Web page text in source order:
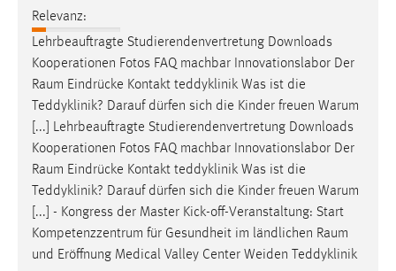
Relevanz:
Lehrbeauftragte Studierendenvertretung Downloads
Kooperationen Fotos FAQ machbar Innovationslabor Der
Raum Eindrücke Kontakt teddyklinik Was ist die
Teddyklinik? Darauf dürfen sich die Kinder freuen Warum
[...] Lehrbeauftragte Studierendenvertretung Downloads
Kooperationen Fotos FAQ machbar Innovationslabor Der
Raum Eindrücke Kontakt teddyklinik Was ist die
Teddyklinik? Darauf dürfen sich die Kinder freuen Warum
[...] - Kongress der Master Kick-off-Veranstaltung: Start
Kompetenzzentrum für Gesundheit im ländlichen Raum
und Eröffnung Medical Valley Center Weiden Teddyklinik
Zweck:
Dieser Cookie ist notwendig um sich an der Website
einloggen zu können.
Cookie Laufzeit:
24 Stunden
STATISTIK
Statistik Cookies erfassen Informationen anonym.
Diese Informationen helfen uns zu verstehen, wie
unsere Besucher unsere Website nutzen.